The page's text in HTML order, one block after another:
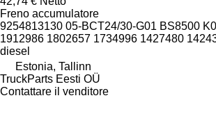
Freno accumulatore
9254813130 05-BCT24/30-G01 BS8500
1912986 1802657 1734996 1427480
diesel
Estonia, Tallinn
TruckParts Eesti OÜ
Contattare il venditore